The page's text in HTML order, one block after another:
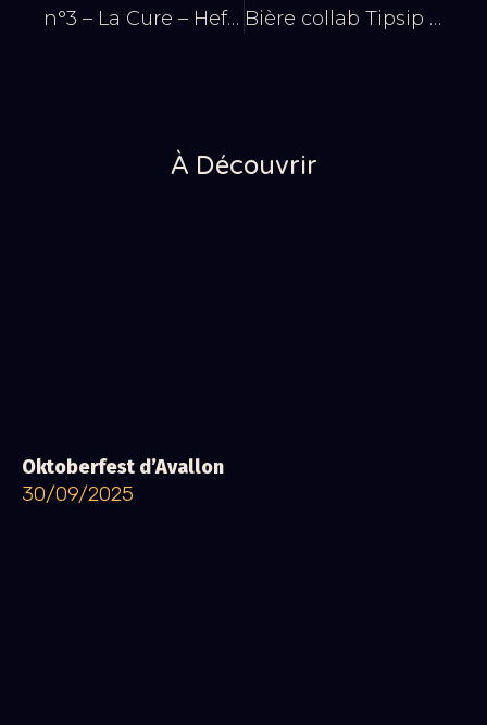
n°3 – La Cure – Hefeweissen Bière collab Tipsip x Cherico à la chicorée
À Découvrir
Oktoberfest d’Avallon
30/09/2025